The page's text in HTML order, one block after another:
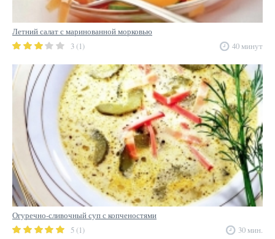
Летний салат с маринованной морковью
3 (1)
40 минут
Огуречно-сливочный суп с копченостями
5 (1)
30 мин.